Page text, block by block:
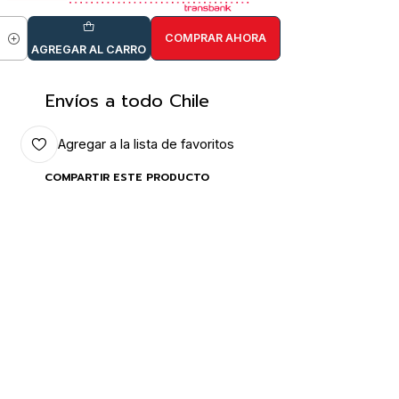
AGREGAR AL CARRO
COMPRAR AHORA
Envíos a todo Chile
Agregar a la lista de favoritos
COMPARTIR ESTE PRODUCTO